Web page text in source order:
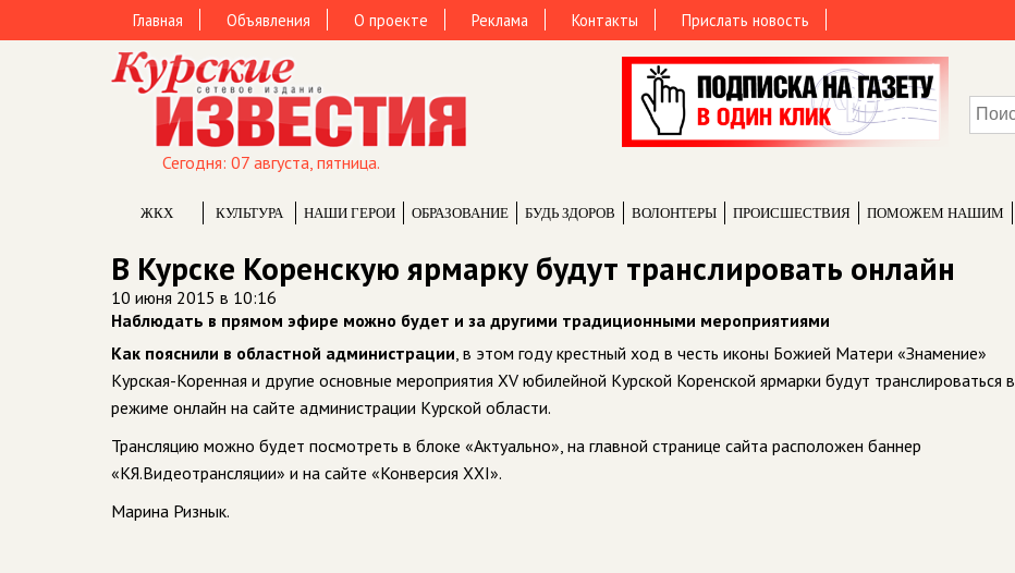
Главная Объявления О проекте Реклама Контакты Прислать новость
Сегодня: 07 августа, пятница.
ЖКХ КУЛЬТУРА НАШИ ГЕРОИ ОБРАЗОВАНИЕ БУДЬ ЗДОРОВ ВОЛОНТЕРЫ ПРОИCШЕСТВИЯ ПОМОЖЕМ НАШИМ
В Курске Коренскую ярмарку будут транслировать онлайн
10 июня 2015 в 10:16
Наблюдать в прямом эфире можно будет и за другими традиционными мероприятиями
Как пояснили в областной администрации, в этом году крестный ход в честь иконы Божией Матери «Знамение»
Курская-Коренная и другие основные мероприятия XV юбилейной Курской Коренской ярмарки будут транслироваться в
режиме онлайн на сайте администрации Курской области.
Трансляцию можно будет посмотреть в блоке «Актуально», на главной странице сайта расположен баннер
«КЯ.Видеотрансляции» и на сайте «Конверсия XXI».
Марина Ризнык.